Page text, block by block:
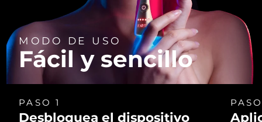
MODO DE USO
Fácil y sencillo
PASO 1
Desbloquea el dispositivo